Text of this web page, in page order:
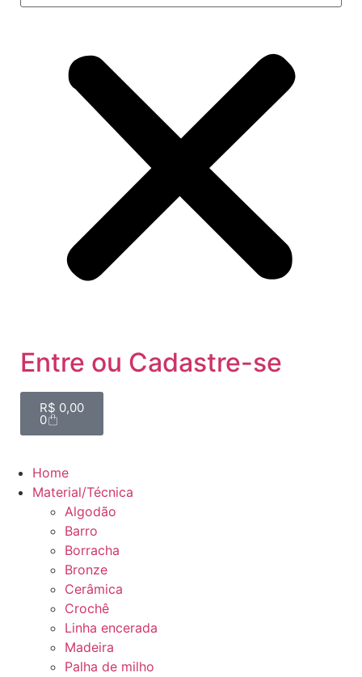
Entre ou Cadastre-se
R$ 0,00
0
Home
Material/Técnica
Algodão
Barro
Borracha
Bronze
Cerâmica
Crochê
Linha encerada
Madeira
Palha de milho